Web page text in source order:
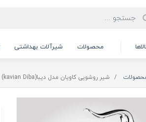
محصولات شیرآلات بهداشتی
شیر روشویی کاویان مدل دیبا(kavian Diba)